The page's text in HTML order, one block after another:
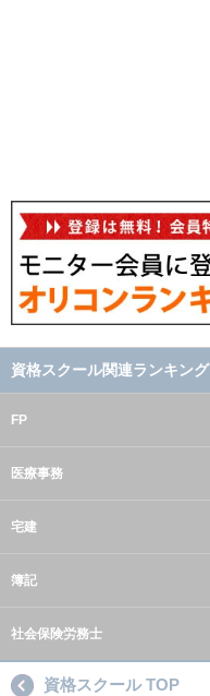
資格スクール関連ランキング
FP
医療事務
宅建
簿記
社会保険労務士
資格スクール TOP